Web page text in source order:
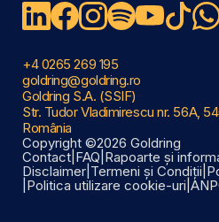
+4 0265 269 195
goldring@goldring.ro
Goldring S.A. (SSIF)
Str. Tudor Vladimirescu nr. 56A,
România
Copyright ©2026 Goldring
Contact FAQ Rapoarte și
Disclaimer Termeni și Condiții
Politica utilizare cookie-uri